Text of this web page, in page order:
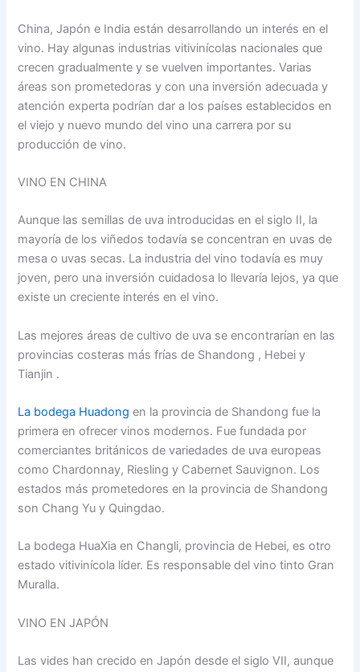
China, Japón e India están desarrollando un interés en el
vino. Hay algunas industrias vitivinícolas nacionales que
crecen gradualmente y se vuelven importantes. Varias
áreas son prometedoras y con una inversión adecuada y
atención experta podrían dar a los países establecidos en
el viejo y nuevo mundo del vino una carrera por su
producción de vino.
VINO EN CHINA
Aunque las semillas de uva introducidas en el siglo II, la
mayoría de los viñedos todavía se concentran en uvas de
mesa o uvas secas. La industria del vino todavía es muy
joven, pero una inversión cuidadosa lo llevaría lejos, ya que
existe un creciente interés en el vino.
Las mejores áreas de cultivo de uva se encontrarían en las
provincias costeras más frías de Shandong , Hebei y
Tianjin .
La bodega Huadong en la provincia de Shandong fue la
primera en ofrecer vinos modernos. Fue fundada por
comerciantes británicos de variedades de uva europeas
como Chardonnay, Riesling y Cabernet Sauvignon. Los
estados más prometedores en la provincia de Shandong
son Chang Yu y Quingdao.
La bodega HuaXia en Changli, provincia de Hebei, es otro
estado vitivinícola líder. Es responsable del vino tinto Gran
Muralla.
VINO EN JAPÓN
Las vides han crecido en Japón desde el siglo VII, aunque